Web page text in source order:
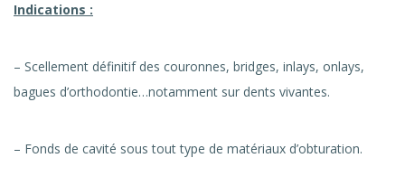
Indications :
– Scellement définitif des couronnes, bridges, inlays, onlays,
bagues d’orthodontie…notamment sur dents vivantes.
– Fonds de cavité sous tout type de matériaux d’obturation.